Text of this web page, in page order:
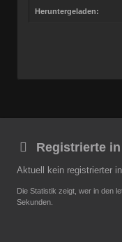
Heruntergeladen:
Registrierte
Aktuell kein registrierter
Die Statistik zeigt, wer in den
Sekunden.